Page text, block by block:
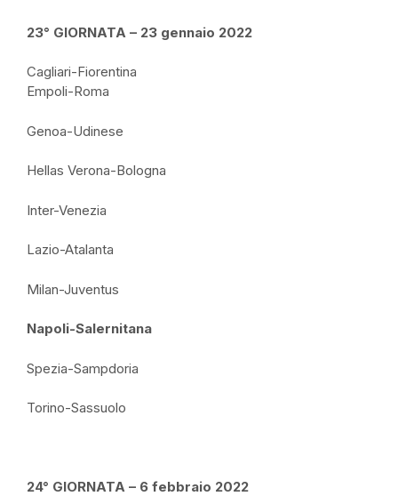
23° GIORNATA – 23 gennaio 2022
Cagliari-Fiorentina
Empoli-Roma
Genoa-Udinese
Hellas Verona-Bologna
Inter-Venezia
Lazio-Atalanta
Milan-Juventus
Napoli-Salernitana
Spezia-Sampdoria
Torino-Sassuolo
24° GIORNATA – 6 febbraio 2022